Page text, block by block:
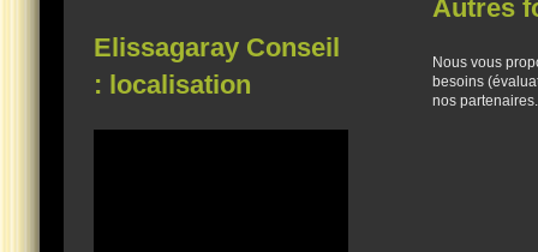
Autres
Nous vous
besoins
nos partenaires.
Elissagaray Conseil
: localisation